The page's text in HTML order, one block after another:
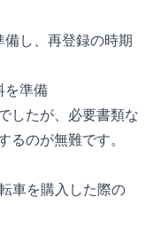
し、再登録の時期
を準備
したが、必要書類な
るのが無難です。
車を購入した際の